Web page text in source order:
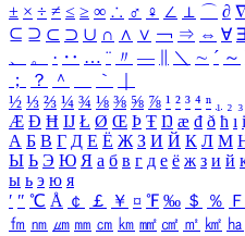
± × ÷ ≠ ≤ ≥ ∞ ∴ ♂ ♀ ∠ ⊥ ⌒ ∂ ∇
⊆ ⊇ ⊂ ⊃ ∪ ∩ ∧ ∨ ￢ ⇒ ⇔ ∀ ∃
、
。 · ‥ … ¨ 〃 ― ＼ ∼ ´ ～
；
？ ＾ ｀
½ ⅓ ⅔ ¼ ¾ ⅛ ⅜ ⅝ ⅞ ¹ ² ³ ⁴ ⁿ ₁ ₂ ₃
Æ Ð Ħ Ĳ Ł Ø Œ Þ Ŧ Ŋ æ đ ð ħ ı
А Б В Г Д Е Ё Ж З И Й К Л М
Ы Ь Э Ю Я а б в г д е ё ж з и й
ы ь э ю я
′ ″ ℃ Å ￠ ￡ ￥ ¤ ℉ ‰ ＄ ％ Ｆ
㎙ ㎚ ㎛ ㎜ ㎝ ㎞ ㎟ ㎠ ㎡ ㎢ ㏊